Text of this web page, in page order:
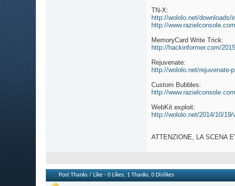
TN-X:
http://wololo.net/downloads/
http://
MemoryCard Write Trick:
http://hackinformer.com/
Rejuvenate:
http://wololo.net/rejuvenate-
Custom Bubbles:
http://
WebKit exploit:
http://wololo.net/2014/10/
ATTENZIONE, LA SCENA
Post Thanks / Like - 0 Likes, 1 Thanks, 0 Dislikes